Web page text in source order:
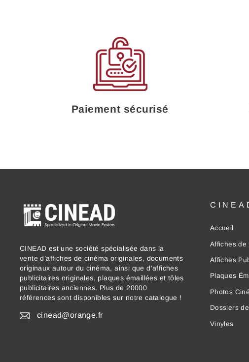
Paiement sécurisé
CINEAD est une société spécialisée dans la
vente d’affiches de cinéma originales, documents
originaux autour du cinéma, ainsi que d’affiches
publicitaires originales, plaques émaillées et tôles
publicitaires anciennes. Plus de 20000
références sont disponibles sur notre catalogue !
cinead@orange.fr
Accueil
Affiches de
Affiches
Plaques
Photos
Dossiers
Vinyles